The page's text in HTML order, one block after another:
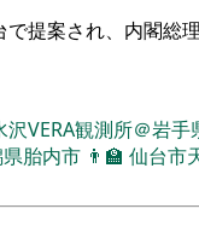
で提案され、内閣総
VERA観測所＠岩手
胎内市 👨‍🏫 仙台市